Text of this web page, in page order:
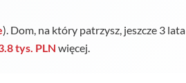
). Dom, na który patrzysz, jeszcze 3 lata
tys. PLN więcej.